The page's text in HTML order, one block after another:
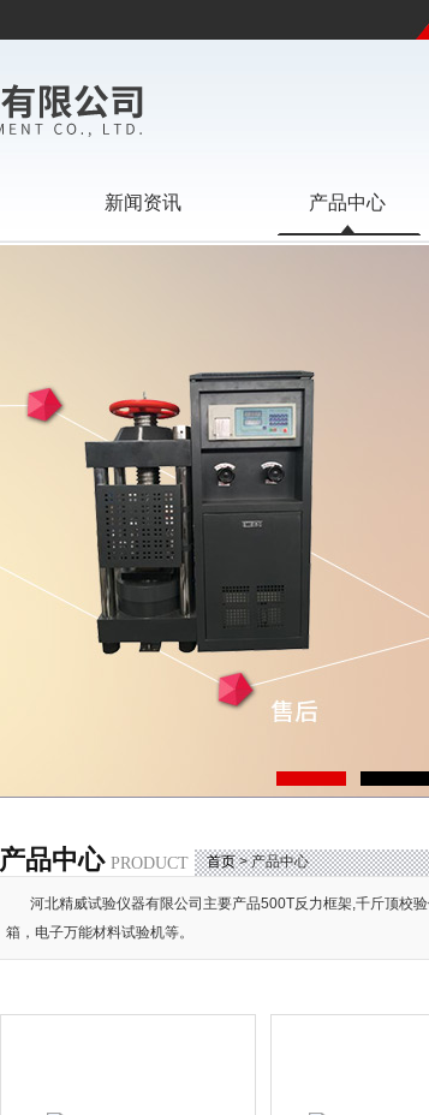
新闻资讯 产品中心
产品中心 PRODUCT 首页> 产品中心
河北精威试验仪器有限公司主要产品500T反力框架,千斤顶校
箱，电子万能材料试验机等。